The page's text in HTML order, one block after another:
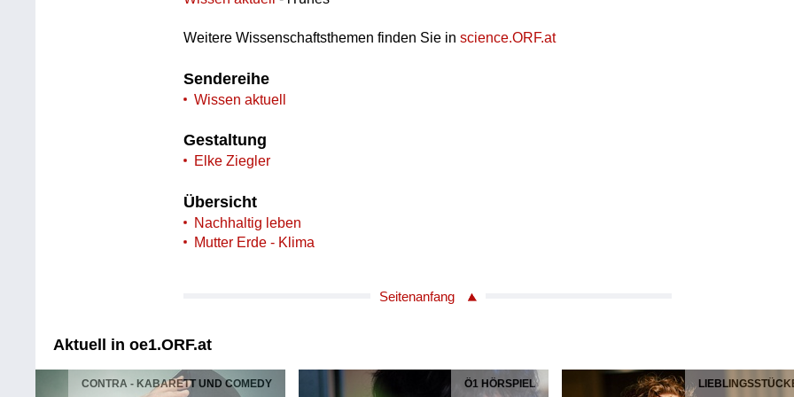
Weitere Wissenschaftsthemen finden Sie inscience.ORF.at
Sendereihe
Wissen aktuell
Gestaltung
Elke Ziegler
Übersicht
Nachhaltig leben
Mutter Erde - Klima
Seitenanfang
Aktuell in oe1.ORF.at
CONTRA - KABARETT UND COMEDY Ö1 HÖRSPIEL